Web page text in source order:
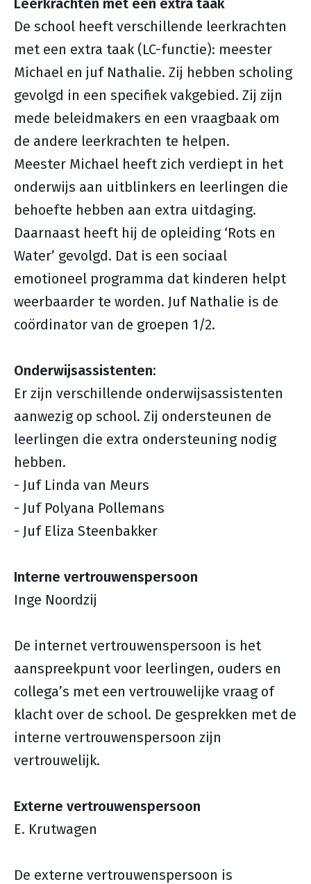
Leerkrachten met een extra taak
De school heeft verschillende leerkrachten
met een extra taak (LC-functie): meester
Michael en juf Nathalie. Zij hebben scholing
gevolgd in een specifiek vakgebied. Zij zijn
mede beleidmakers en een vraagbaak om
de andere leerkrachten te helpen.
Meester Michael heeft zich verdiept in het
onderwijs aan uitblinkers en leerlingen die
behoefte hebben aan extra uitdaging.
Daarnaast heeft hij de opleiding ‘Rots en
Water’ gevolgd. Dat is een sociaal
emotioneel programma dat kinderen helpt
weerbaarder te worden. Juf Nathalie is de
coördinator van de groepen 1/2.
Onderwijsassistenten:
Er zijn verschillende onderwijsassistenten
aanwezig op school. Zij ondersteunen de
leerlingen die extra ondersteuning nodig
hebben.
- Juf Linda van Meurs
- Juf Polyana Pollemans
- Juf Eliza Steenbakker
Interne vertrouwenspersoon
Inge Noordzij
De internet vertrouwenspersoon is het
aanspreekpunt voor leerlingen, ouders en
collega’s met een vertrouwelijke vraag of
klacht over de school. De gesprekken met de
interne vertrouwenspersoon zijn
vertrouwelijk.
Externe vertrouwenspersoon
E. Krutwagen
De externe vertrouwenspersoon is